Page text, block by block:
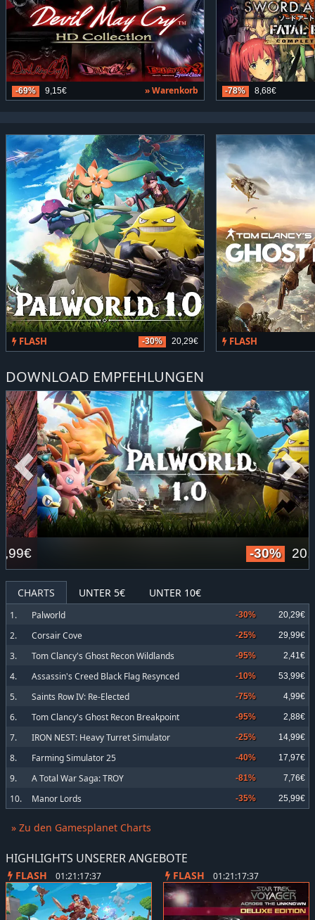
-69% 9,15€ » Warenkorb -78% 8,68€
FLASH -30% 20,29€ FLASH
DOWNLOAD EMPFEHLUNGEN
-30% 20,29€
CHARTS UNTER 5€ UNTER 10€
1. Palworld -30% 20,29€
2. Corsair Cove -25% 29,99€
3. Tom Clancy's Ghost Recon Wildlands -95% 2,41€
4. Assassin's Creed Black Flag Resynced -10% 53,99€
5. Saints Row IV: Re-Elected -75% 4,99€
6. Tom Clancy's Ghost Recon Breakpoint -95% 2,88€
7. IRON NEST: Heavy Turret Simulator -25% 14,99€
8. Farming Simulator 25 -40% 17,97€
9. A Total War Saga: TROY -81% 7,76€
10. Manor Lords -35% 25,99€
» Zu den Gamesplanet Charts
HIGHLIGHTS UNSERER ANGEBOTE
FLASH 01:21:17:35 FLASH 01:21:17:35